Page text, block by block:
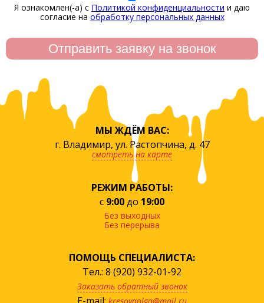
Я ознакомлен(-а) с Политикой конфиденциальности и даю
согласие на обработку персональных данных
МЫ ЖДЁМ ВАС:
г. Владимир, ул. Растопчина, д. 47
смотреть на карте
РЕЖИМ РАБОТЫ:
с 9:00до 19:00
Без выходных
Без перерыва
ПОМОЩЬ СПЕЦИАЛИСТА:
Тел.: 8 (920) 932-01-92
Заказать обратный звонок